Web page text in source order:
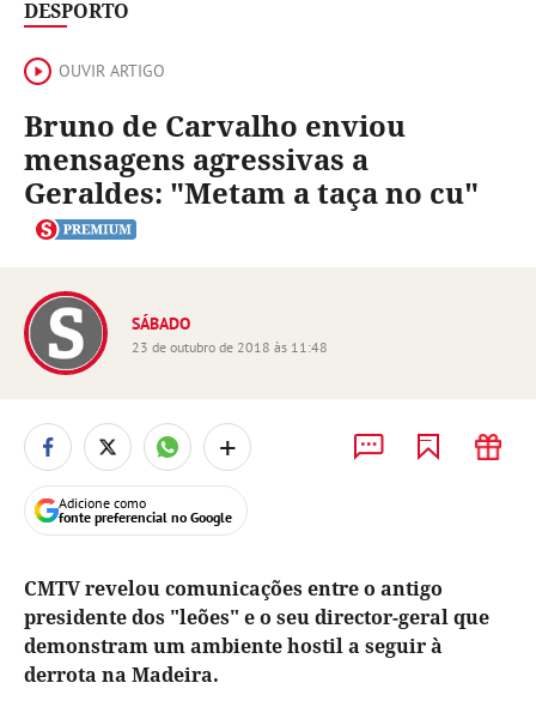
DESPORTO
OUVIR ARTIGO
Bruno de Carvalho enviou
mensagens agressivas a
Geraldes: "Metam a taça no cu"
SÁBADO
23 de outubro de 2018 às 11:48
+
Adicione como
fonte preferencial no Google
CMTV revelou comunicações entre o antigo
presidente dos "leões" e o seu director-geral que
demonstram um ambiente hostil a seguir à
derrota na Madeira.